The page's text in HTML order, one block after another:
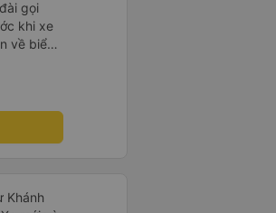
khi xe
về biển
nhận
Nẵng
Khánh